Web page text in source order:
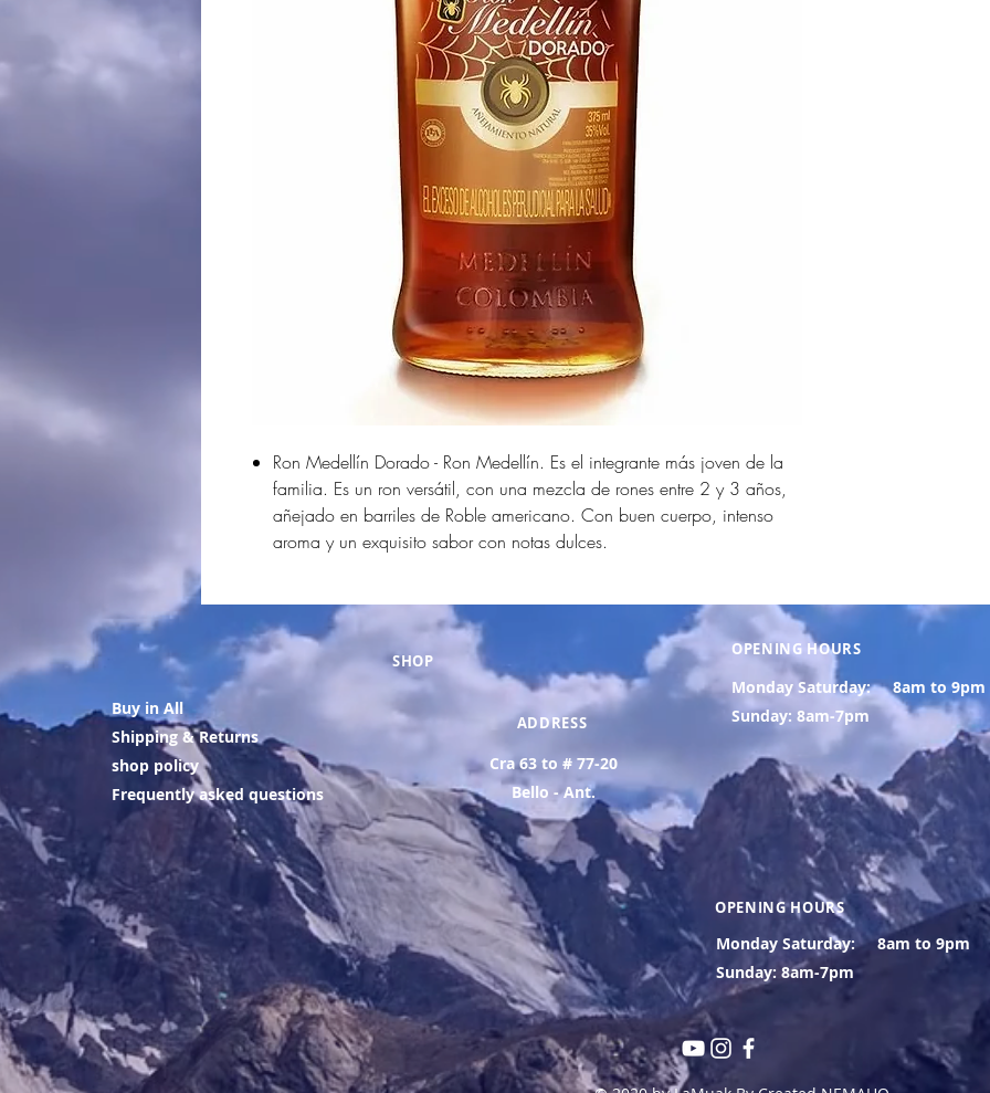
Ron Medellín Dorado - Ron Medellín. Es el integrante más joven de la
familia. Es un ron versátil, con una mezcla de rones entre 2 y 3 años,
añejado en barriles de Roble americano. Con buen cuerpo, intenso
aroma y un exquisito sabor con notas dulces.
SHOP
Buy in All
Shipping & Returns
shop policy
Frequently asked questions
ADDRESS
Cra 63 to # 77-20
Bello - Ant.
OPENING HOURS
Monday Saturday:
8am to 9pm
Sunday: 8am-7pm
OPENING HOURS
Monday Saturday:
8am to 9pm
Sunday: 8am-7pm